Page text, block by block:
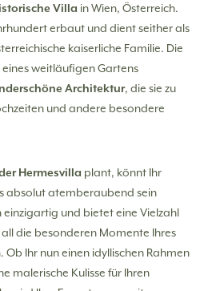
Villa in Wien, Österreich.
erbaut und dient seither als
kaiserliche Familie. Die
weitläufigen Gartens
Architektur, die sie zu
und andere besondere
Hermesvilla plant, könnt Ihr
absolut atemberaubend sein
und bietet eine Vielzahl
die besonderen Momente Ihres
Ihr nun einen idyllischen Rahmen
malerische Kulisse für Ihren